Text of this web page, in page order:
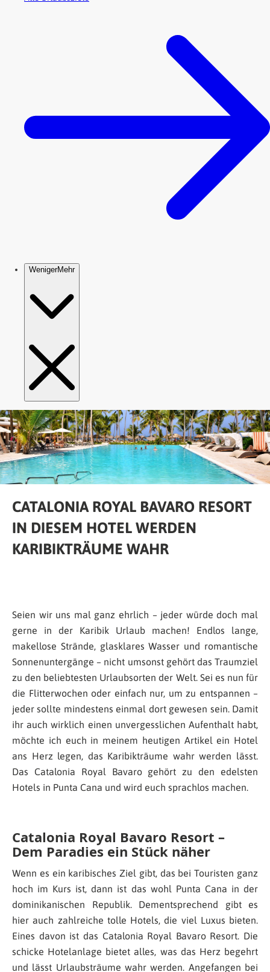
CATALONIA ROYAL BAVARO RESORT
IN DIESEM HOTEL WERDEN
KARIBIKTRÄUME WAHR
Seien wir uns mal ganz ehrlich – jeder würde doch mal
gerne in der Karibik Urlaub machen! Endlos lange,
makellose Strände, glasklares Wasser und romantische
Sonnenuntergänge – nicht umsonst gehört das Traumziel
zu den beliebtesten Urlaubsorten der Welt. Sei es nun für
die Flitterwochen oder einfach nur, um zu entspannen –
jeder sollte mindestens einmal dort gewesen sein. Damit
ihr auch wirklich einen unvergesslichen Aufenthalt habt,
möchte ich euch in meinem heutigen Artikel ein Hotel
ans Herz legen, das Karibikträume wahr werden lässt.
Das Catalonia Royal Bavaro gehört zu den edelsten
Hotels in Punta Cana und wird euch sprachlos machen.
Catalonia Royal Bavaro Resort –
Dem Paradies ein Stück näher
Wenn es ein karibisches Ziel gibt, das bei Touristen ganz
hoch im Kurs ist, dann ist das wohl Punta Cana in der
dominikanischen Republik. Dementsprechend gibt es
hier auch zahlreiche tolle Hotels, die viel Luxus bieten.
Eines davon ist das Catalonia Royal Bavaro Resort. Die
schicke Hotelanlage bietet alles, was das Herz begehrt
und lässt Urlaubsträume wahr werden. Angefangen bei